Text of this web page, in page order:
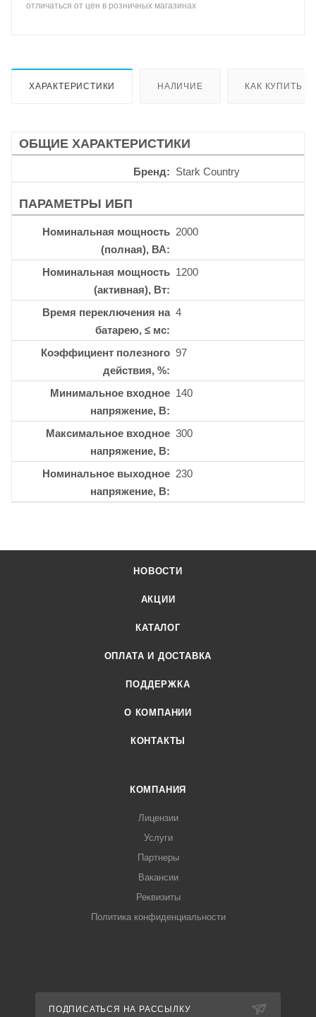
отличаться от цен в розничных магазинах
ХАРАКТЕРИСТИКИ НАЛИЧИЕ КАК КУПИТЬ
ОБЩИЕ ХАРАКТЕРИСТИКИ
Бренд Stark Country
ПАРАМЕТРЫ ИБП
Номинальная мощность
(полная), ВА
2000
Номинальная мощность
(активная), Вт
1200
Время переключения на
батарею, ≤ мс
4
Коэффициент полезного
действия, %
97
Минимальное входное
напряжение, В
140
Максимальное входное
напряжение, В
300
Номинальное выходное
напряжение, В
230
НОВОСТИ
АКЦИИ
КАТАЛОГ
ОПЛАТА И ДОСТАВКА
ПОДДЕРЖКА
О КОМПАНИИ
КОНТАКТЫ
КОМПАНИЯ
Лицензии
Услуги
Партнеры
Вакансии
Реквизиты
Политика конфиденциальности
ПОДПИСАТЬСЯ НА РАССЫЛКУ